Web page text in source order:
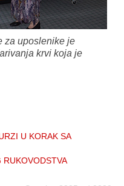
za uposlenike je
krvi koja je
U KORAK SA
RUKOVODSTVA